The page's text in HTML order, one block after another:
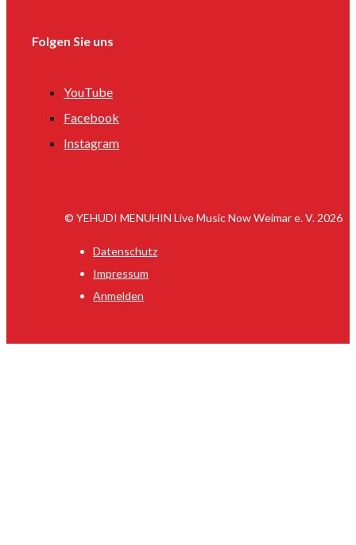
Folgen Sie uns
YouTube
Facebook
Instagram
© YEHUDI MENUHIN Live Music Now Weimar e. V. 2026
Datenschutz
Impressum
Anmelden